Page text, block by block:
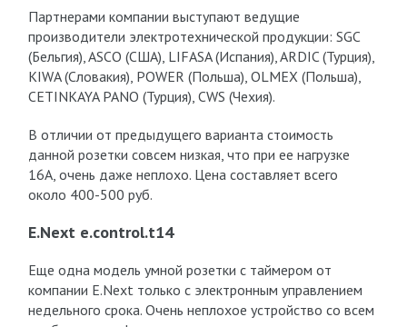
Партнерами компании выступают ведущие
производители электротехнической продукции: SGC
(Бельгия), ASCO (США), LIFASA (Испания), ARDIC (Турция),
KIWA (Словакия), POWER (Польша), OLMEX (Польша),
CETINKAYA PANO (Турция), CWS (Чехия).
В отличии от предыдущего варианта стоимость
данной розетки совсем низкая, что при ее нагрузке
16А, очень даже неплохо. Цена составляет всего
около 400-500 руб.
E.Next e.control.t14
Еще одна модель умной розетки с таймером от
компании E.Next только с электронным управлением
недельного срока. Очень неплохое устройство со всем